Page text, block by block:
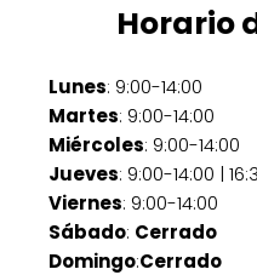
Horario
Lunes: 9:00-14:00
Martes: 9:00-14:00
Miércoles: 9:00-14:00
Jueves: 9:00-14:00 |
Viernes: 9:00-14:00
Sábado: Cerrado
Domingo:Cerrado